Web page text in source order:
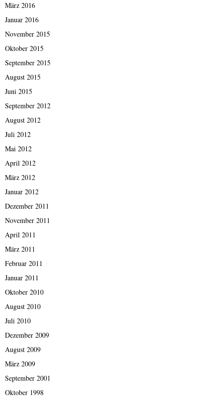
März 2016
Januar 2016
November 2015
Oktober 2015
September 2015
August 2015
Juni 2015
September 2012
August 2012
Juli 2012
Mai 2012
April 2012
März 2012
Januar 2012
Dezember 2011
November 2011
April 2011
März 2011
Februar 2011
Januar 2011
Oktober 2010
August 2010
Juli 2010
Dezember 2009
August 2009
März 2009
September 2001
Oktober 1998